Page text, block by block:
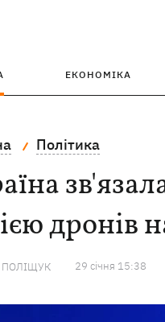
ЕКОНОМІКА
Політика
дронів
29 сiчня 15:38